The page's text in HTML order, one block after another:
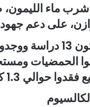
ماء
على دعم
وراجع باحثون 13
الحمضيات
حوالي 1.3 كغ.